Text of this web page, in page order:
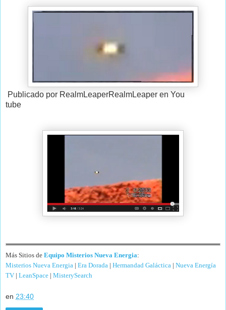
Publicado por RealmLeaperRealmLeaper en You
tube
Más Sitios de Equipo Misterios Nueva Energia:
Misterios Nueva Energia | Era Dorada | Hermandad Galáctica | Nueva Energía
TV | LeanSpace | MisterySearch
en 23:40